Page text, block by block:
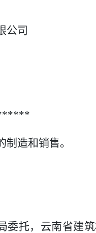
公司
造和销售。
委托，云南省建